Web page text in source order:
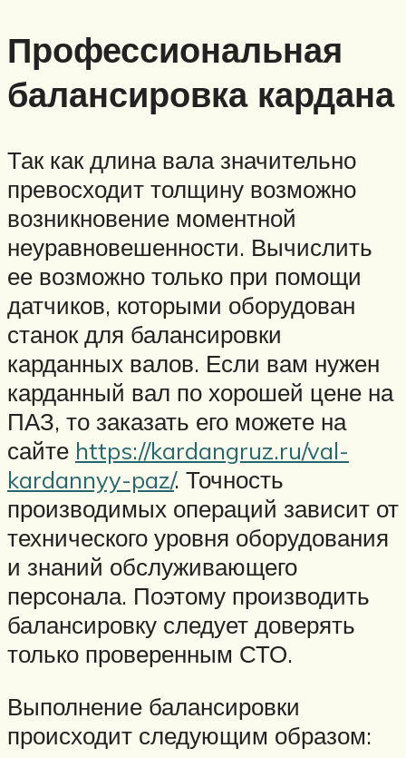
Профессиональная
балансировка кардана
Так как длина вала значительно
превосходит толщину возможно
возникновение моментной
неуравновешенности. Вычислить
ее возможно только при помощи
датчиков, которыми оборудован
станок для балансировки
карданных валов. Если вам нужен
карданный вал по хорошей цене на
ПАЗ, то заказать его можете на
сайте https://kardangruz.ru/val-
kardannyy-paz/. Точность
производимых операций зависит от
технического уровня оборудования
и знаний обслуживающего
персонала. Поэтому производить
балансировку следует доверять
только проверенным СТО.
Выполнение балансировки
происходит следующим образом: